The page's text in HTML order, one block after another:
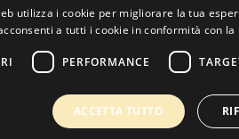
utilizza i cookie per migliorare la tua
a tutti i cookie in conformità con
PERFORMANCE
ACCETTA TUTTO